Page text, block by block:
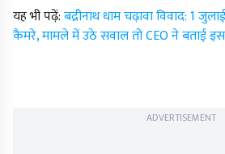
यह भी पढ़ें:बद्रीनाथ धाम चढ़ावा विवाद: 1
कैमरे, मामले में उठे सवाल तो CEO ने बताई
ADVERTISEMENT